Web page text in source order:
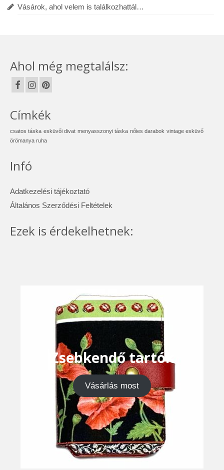
Vásárok, ahol velem is találkozhattál…
Ahol még megtalálsz:
Címkék
csatos táska esküvői divat menyasszonyi táska nőies darabok vintage esküvő
örömanya ruha
Infó
Adatkezelési tájékoztató
Általános Szerződési Feltételek
Ezek is érdekelhetnek:
Zsebkendő tartók
Vásárlás most